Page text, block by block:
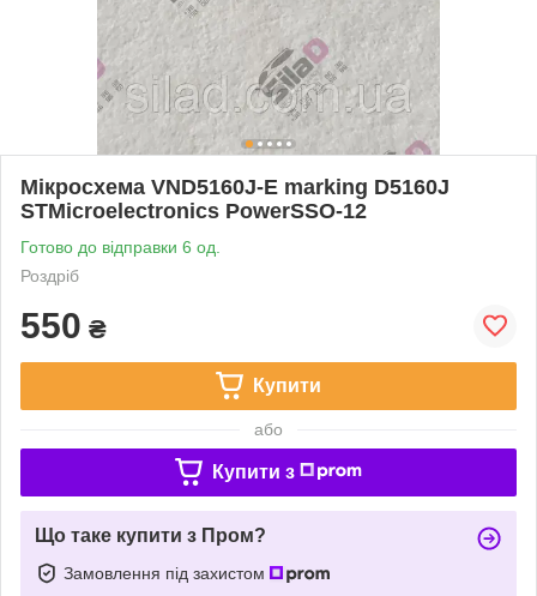
Мікросхема VND5160J-E marking D5160J
STMicroelectronics PowerSSO-12
Готово до відправки 6 од.
Роздріб
550 ₴
Купити
або
Купити з
Що таке купити з Пром?
Замовлення під захистом